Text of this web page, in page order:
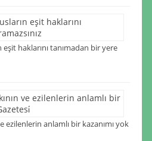
haklarını tanımadan bir yere
ezilenlerin anlamlı bir kazanımı yok